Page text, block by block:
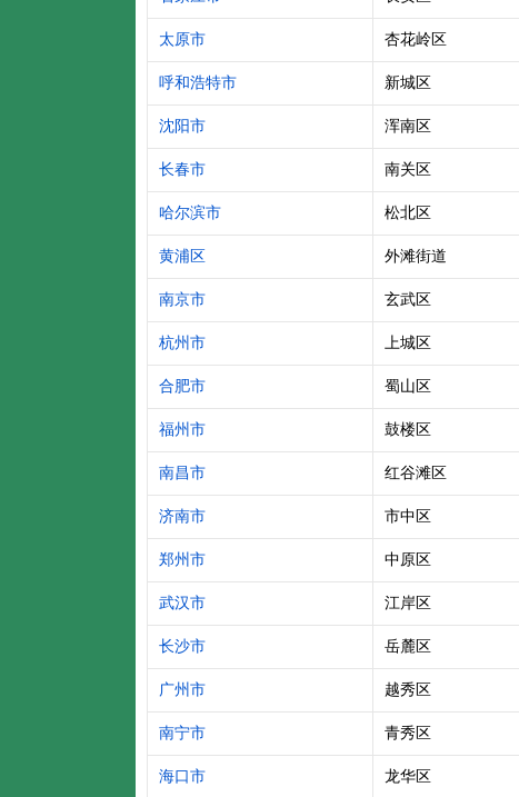
太原市 杏花岭区
呼和浩特市 新城区
沈阳市 浑南区
长春市 南关区
哈尔滨市 松北区
黄浦区 外滩街道
南京市 玄武区
杭州市 上城区
合肥市 蜀山区
福州市 鼓楼区
南昌市 红谷滩区
济南市 市中区
郑州市 中原区
武汉市 江岸区
长沙市 岳麓区
广州市 越秀区
南宁市 青秀区
海口市 龙华区